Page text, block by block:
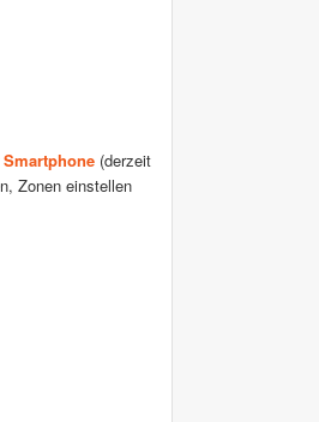
Smartphone (derzeit
Zonen einstellen